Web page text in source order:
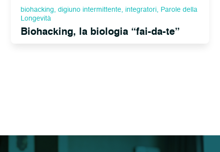
Biohacking, la biologia “fai-da-te”
biohacking, digiuno intermittente, integratori, Parole della
Longevità